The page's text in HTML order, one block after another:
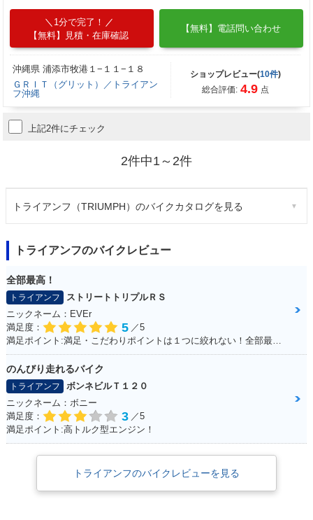
1分で完了！
【無料】見積・在庫確認
【無料】電話問い合わせ
沖縄県 浦添市牧港１−１１−１８
ＧＲＩＴ（グリット）／トライアン
フ沖縄
ショップレビュー(10件)
総合評価: 4.9 点
上記2件にチェック
2件中1～2件
トライアンフ（TRIUMPH）のバイクカタログを見る
トライアンフのバイクレビュー
全部最高！
トライアンフ
ストリートトリプルＲＳ
ニックネーム：EVEr
満足度：
5 ／5
満足ポイント:満足・こだわりポイントは１つに絞れない！全部最高！！
のんびり走れるバイク
トライアンフ
ボンネビルＴ１２０
ニックネーム：ボニー
満足度：
3 ／5
満足ポイント:高トルク型エンジン！
トライアンフのバイクレビューを見る